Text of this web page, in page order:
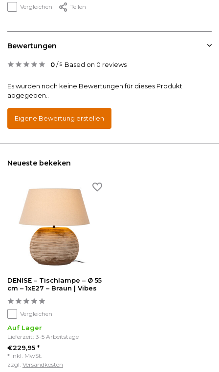
Vergleichen Teilen
Bewertungen
0/5 Based on 0 reviews
Es wurden noch keine Bewertungen für dieses Produkt
abgegeben..
Eigene Bewertung erstellen
Neueste bekeken
DENISE – Tischlampe – Ø 55
cm – 1xE27 – Braun | Vibes
Vergleichen
Auf Lager
Lieferzeit: 3-5 Arbeitstage
€229,95 *
* Inkl. MwSt.
zzgl. Versandkosten